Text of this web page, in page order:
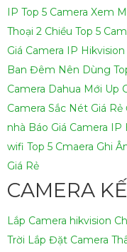
IP Top 5 Camera Xem
Thoại 2 Chiều Top 5
Giá Camera IP Hikvision
Ban Đêm Nên Dùng
Camera Dahua Mới Up
Camera Sắc Nét Giá
nhà Báo Giá Camera
wifi Top 5 Cmaera Ghi
Giá Rẻ
CAMERA
Lắp Camera hikvision
Trời Lắp Đặt Camera